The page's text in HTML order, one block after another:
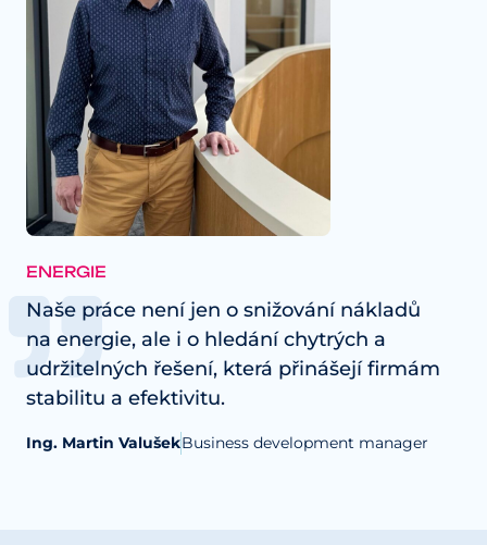
ENERGIE
Naše práce není jen o snižování nákladů
na energie, ale i o hledání chytrých a
udržitelných řešení, která přinášejí firmám
stabilitu a efektivitu.
Ing. Martin ValušekBusiness development manager